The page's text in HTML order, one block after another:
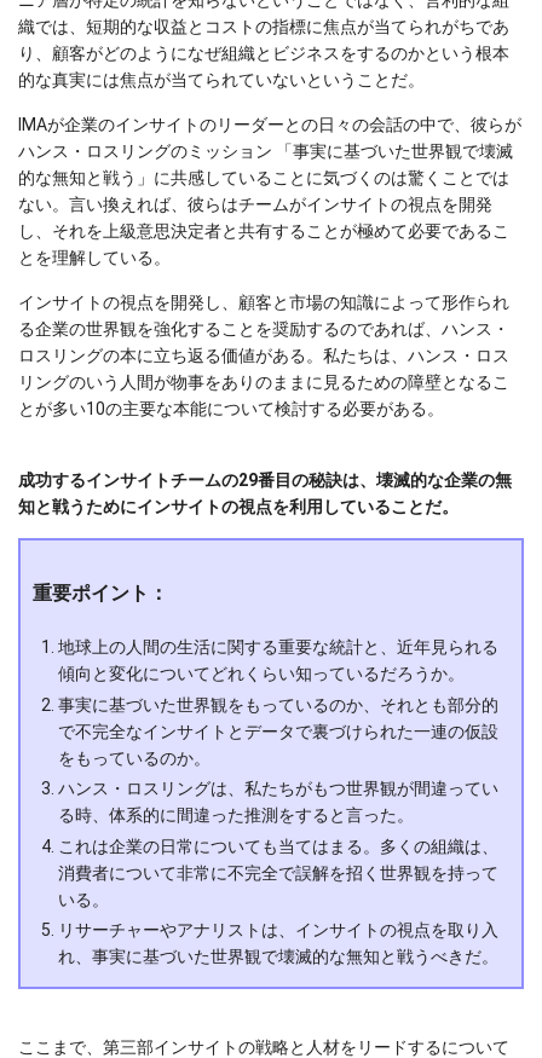
織では、短期的な収益とコストの指標に焦点が当てられがちであ
り、顧客がどのようになぜ組織とビジネスをするのかという根本
的な真実には焦点が当てられていないということだ。
IMAが企業のインサイトのリーダーとの日々の会話の中で、彼らが
ハンス・ロスリングのミッション 「事実に基づいた世界観で壊滅
的な無知と戦う」に共感していることに気づくのは驚くことでは
ない。言い換えれば、彼らはチームがインサイトの視点を開発
し、それを上級意思決定者と共有することが極めて必要であるこ
とを理解している。
インサイトの視点を開発し、顧客と市場の知識によって形作られ
る企業の世界観を強化することを奨励するのであれば、ハンス・
ロスリングの本に立ち返る価値がある。私たちは、ハンス・ロス
リングのいう人間が物事をありのままに見るための障壁となるこ
とが多い10の主要な本能について検討する必要がある。
成功するインサイトチームの29番目の秘訣は、壊滅的な企業の無
知と戦うためにインサイトの視点を利用していることだ。
重要ポイント：
地球上の人間の生活に関する重要な統計と、近年見られる
傾向と変化についてどれくらい知っているだろうか。
事実に基づいた世界観をもっているのか、それとも部分的
で不完全なインサイトとデータで裏づけられた一連の仮設
をもっているのか。
ハンス・ロスリングは、私たちがもつ世界観が間違ってい
る時、体系的に間違った推測をすると言った。
これは企業の日常についても当てはまる。多くの組織は、
消費者について非常に不完全で誤解を招く世界観を持って
いる。
リサーチャーやアナリストは、インサイトの視点を取り入
れ、事実に基づいた世界観で壊滅的な無知と戦うべきだ。
ここまで、第三部インサイトの戦略と人材をリードするについて